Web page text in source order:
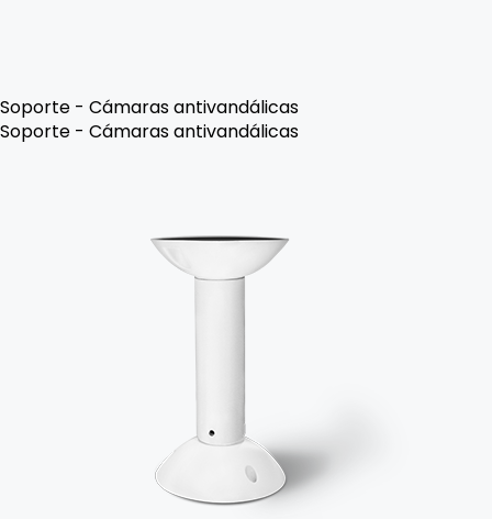
Soporte - Cámaras antivandálicas
Soporte - Cámaras antivandálicas